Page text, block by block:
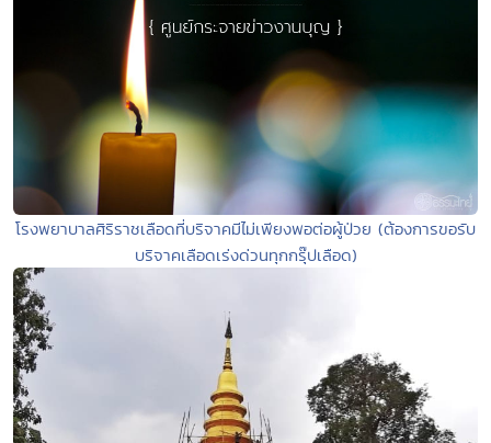
โรงพยาบาลศิริราชเลือดที่บริจาคมีไม่เพียงพอต่อผู้ป่วย (ต้องการขอรับ
บริจาคเลือดเร่งด่วนทุกกรุ๊ปเลือด)